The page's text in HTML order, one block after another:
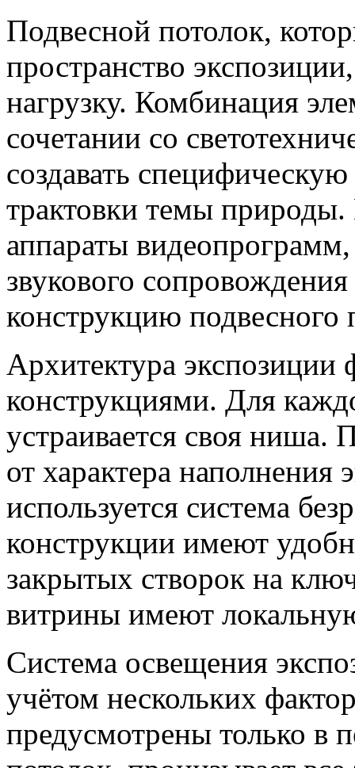
Подвесной потолок,
пространство
нагрузку. Комбинация
сочетании со
создавать
трактовки темы
аппараты
звукового
конструкцию подвесного
Архитектура
конструкциями. Для
устраивается своя ниша.
от характера
используется система
конструкции имеют
закрытых створок на
витрины имеют
Система освещения
учётом нескольких
предусмотрены только в